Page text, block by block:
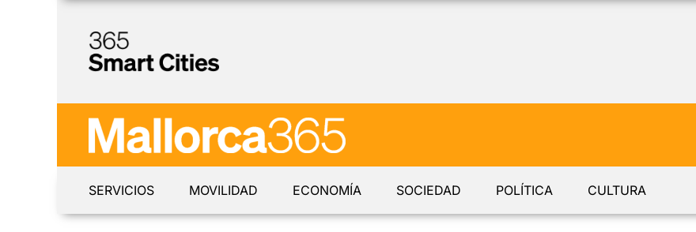
SERVICIOS MOVILIDAD ECONOMÍA SOCIEDAD POLÍTICA CULTURA